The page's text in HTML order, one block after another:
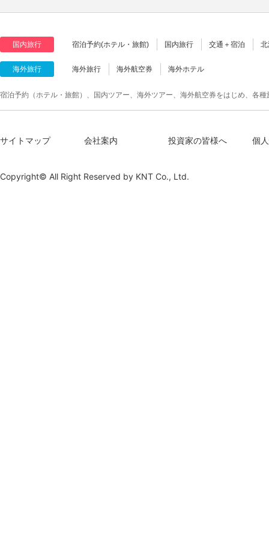
国内旅行 宿泊予約(ホテル・旅館) 国内旅行 交通＋宿泊
海外旅行 海外旅行 海外航空券 海外ホテル
宿泊予約（ホテル・旅館）、国内ツアー、海外ツアー、海外航空券をはじめ、各
サイトマップ 会社案内 投資家の皆様へ 個
Copyright© All Right Reserved by KNT Co., Ltd.